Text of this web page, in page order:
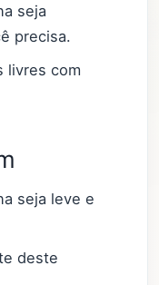
seja
precisa.
livres com
seja leve e
deste